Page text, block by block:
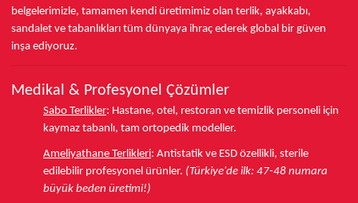
belgelerimizle, tamamen kendi üretimimiz olan terlik, ayakkabı,
sandalet ve tabanlıkları tüm dünyaya ihraç ederek global bir güven
inşa ediyoruz.
Medikal & Profesyonel Çözümler
Sabo Terlikler: Hastane, otel, restoran ve temizlik personeli için
kaymaz tabanlı, tam ortopedik modeller.
Ameliyathane Terlikleri: Antistatik ve ESD özellikli, sterile
edilebilir profesyonel ürünler. (Türkiye'de ilk: 47-48 numara
büyük beden üretimi!)